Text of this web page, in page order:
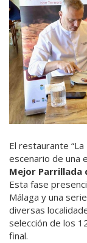
El restaurante
escenario de una
Mejor Parrillada
Esta fase
Málaga y una
diversas
selección de los
final.